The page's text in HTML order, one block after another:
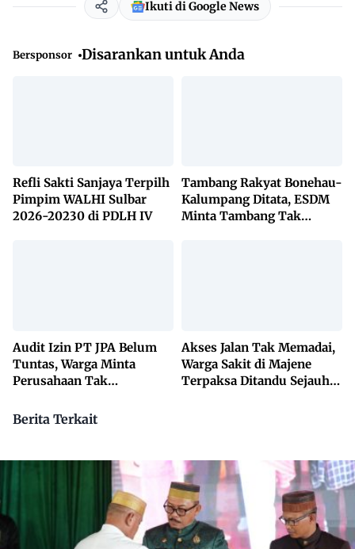
Ikuti di Google News
Bersponsor Disarankan untuk Anda
Refli Sakti Sanjaya Terpilh
Pimpim WALHI Sulbar
2026-20230 di PDLH IV
Tambang Rakyat Bonehau-
Kalumpang Ditata, ESDM
Minta Tambang Tak
Audit Izin PT JPA Belum
Tuntas, Warga Minta
Perusahaan Tak
Akses Jalan Tak Memadai,
Warga Sakit di Majene
Terpaksa Ditandu Sejauh
Berita Terkait